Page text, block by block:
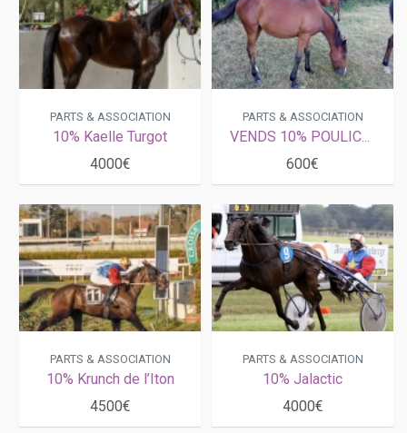
PARTS & ASSOCIATION
10% Kaelle Turgot
4000€
PARTS & ASSOCIATION
VENDS 10% POULICHE DE 14 MOIS
600€
PARTS & ASSOCIATION
10% Krunch de l’Iton
4500€
PARTS & ASSOCIATION
10% Jalactic
4000€